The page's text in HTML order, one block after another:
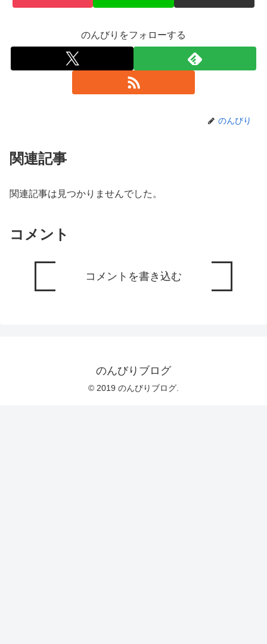
のんびりをフォローする
のんびり
関連記事
関連記事は見つかりませんでした。
コメント
コメントを書き込む
のんびりブログ
© 2019 のんびりブログ.